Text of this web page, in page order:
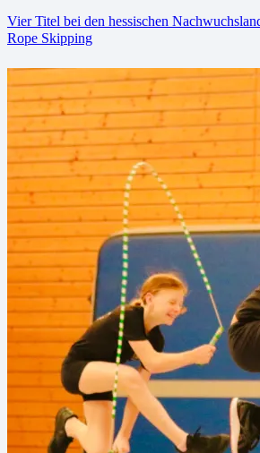
Vier Titel bei den hessischen
Rope Skipping